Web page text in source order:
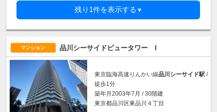
残り1件を表示する ▼
マンション 品川シーサイドビュータワー Ⅰ
東京臨海高速りんかい線品川シーサイド駅 /
徒歩1分
築年月2003年7月 / 30階建
東京都品川区東品川４丁目